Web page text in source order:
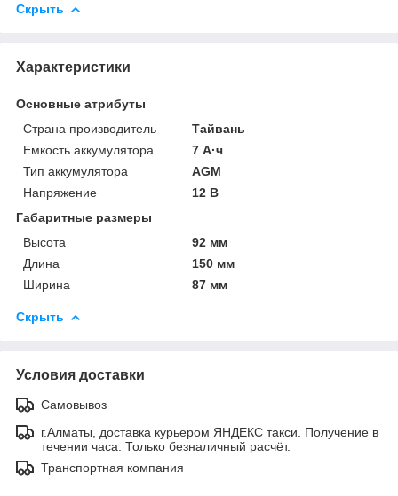
Скрыть
Характеристики
Основные атрибуты
Страна производитель
Тайвань
Емкость аккумулятора
7 А·ч
Тип аккумулятора
AGM
Напряжение
12 В
Габаритные размеры
Высота
92 мм
Длина
150 мм
Ширина
87 мм
Скрыть
Условия доставки
Самовывоз
г.Алматы, доставка курьером ЯНДЕКС такси. Получение в
течении часа. Только безналичный расчёт.
Транспортная компания